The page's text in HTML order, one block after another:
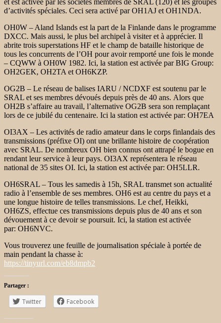
d’activités spéciales. Ceci sera activé par OH1AJ et OH1NDA.
OH0W – Aland Islands est la part de la Finlande dans le programme
DXCC. Mais aussi, le plus bel archipel à visiter et à apprécier. Il
abrite trois superstations HF et le champ de bataille historique de
tous les concurrents de l’OH pour avoir remporté une fois le monde
– CQWW à OH0W 1982. Ici, la station est activée par BIG Group:
OH2GEK, OH2TA et OH6KZP.
OG2B – Le réseau de balises IARU / NCDXF est soutenu par le
SRAL et ses membres dévoués depuis près de 40 ans. Alors que
OH2B s’affaire au travail, l’alternative OG2B sera son remplaçant
lors de ce jubilé du centenaire. Ici la station est activée par: OH7EA
OI3AX – Les activités de radio amateur dans le corps finlandais des
transmissions (préfixe OI) ont une brillante histoire de coopération
avec SRAL. De nombreux OH bien connus ont attrapé le bogue en
rendant leur service à leur pays. OI3AX représentera le réseau
national de 35 sites OI. Ici, la station est activée par: OH5LLR.
OH6SRAL – Tous les samedis à 15h, SRAL transmet son actualité
radio à l’ensemble de ses membres. OH6 est au centre du pays et a
une longue histoire de telles transmissions. Le chef, Heikki,
OH6ZS, effectue ces transmissions depuis plus de 40 ans et son
dévouement à ce devoir se poursuit. Ici, la station est activée
par: OH6NVC.
Vous trouverez une feuille de journalisation spéciale à portée de
main pendant la chasse à:
https://tinyurl.com/eb8dmpb2
Partager :
Twitter Facebook